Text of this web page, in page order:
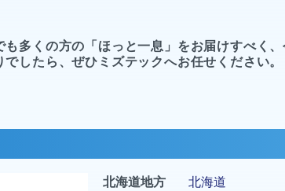
も多くの方の「ほっと一息」をお届けすべく
でしたら、ぜひミズテックへお任せください。
北海道地方
北海道